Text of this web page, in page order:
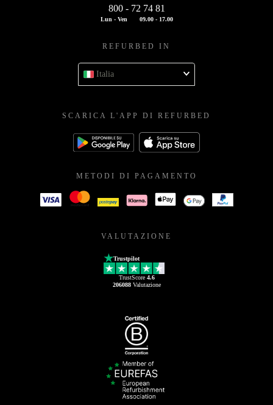
800 - 72 74 81
Lun - Ven 09.00 - 17.00
REFURBED IN
Italia
SCARICA L'APP DI REFURBED
METODI DI PAGAMENTO
VALUTAZIONE
Trustpilot
TrustScore 4.6
206088Valutazione